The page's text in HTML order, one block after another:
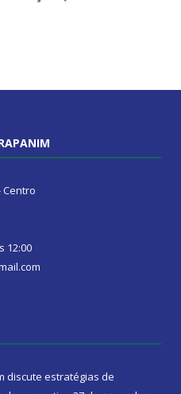
Centro
12:00
discute estratégias de